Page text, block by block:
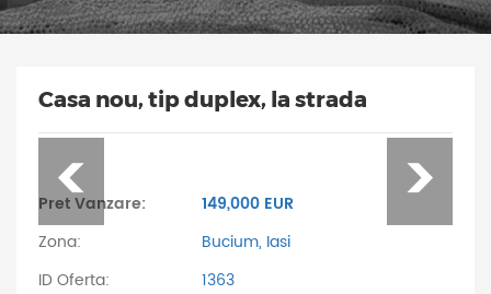
Casa nou, tip duplex, la strada
Pret Vanzare:
149,000 EUR
Zona:
Bucium, Iasi
ID Oferta:
1363